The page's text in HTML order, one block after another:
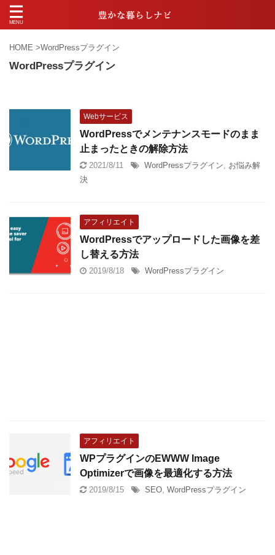
HOME >WordPressプラグイン
WordPressプラグイン
Webサービス
WordPressでメンテナンスモードのまま
止まったときの解除方法
2021/8/11 WordPressプラグイン, お悩み解
決
アフィリエイト
WordPressでアップロードした画像を差
し替える方法
2019/8/18 WordPressプラグイン
アフィリエイト
WPプラグインのEWWW Image
Optimizerで画像を最適化する方法
2019/8/15 SEO, WordPressプラグイン